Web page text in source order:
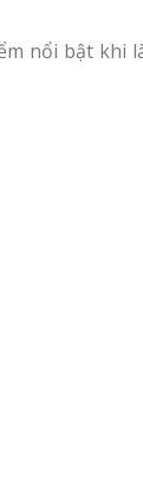
nổi bật khi